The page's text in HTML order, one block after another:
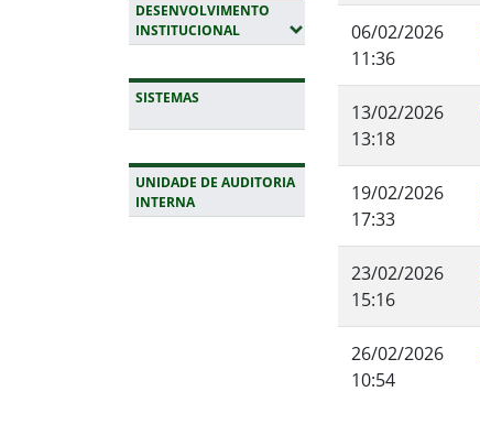
DESENVOLVIMENTO
INSTITUCIONAL(EXPANDIR SUBMENUS)
SISTEMAS
UNIDADE DE AUDITORIA
INTERNA
06/02/2026
11:36
13/02/2026
13:18
19/02/2026
17:33
23/02/2026
15:16
26/02/2026
10:54